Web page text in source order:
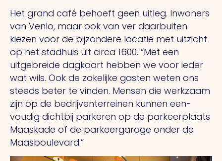
Het grand café behoeft geen uitleg. Inwoners
van Venlo, maar ook van ver daarbuiten
kiezen voor de bijzondere locatie met uitzicht
op het stadhuis uit circa 1600. “Met een
uitgebreide dagkaart hebben we voor ieder
wat wils. Ook de zakelijke gasten weten ons
steeds beter te vinden. Mensen die werkzaam
zijn op de bedrijventerreinen kunnen een-
voudig dichtbij parkeren op de parkeerplaats
Maaskade of de parkeergarage onder de
Maasboulevard.”